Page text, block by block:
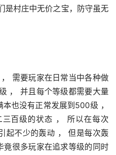
需要玩家在日常当中各种做
， 并且每个等级都需要大量
也没有正常发展到500级 ，
百级的状态 ， 所以在每次
起不少的轰动 ， 但是每次轰
很多玩家在追求等级的同时